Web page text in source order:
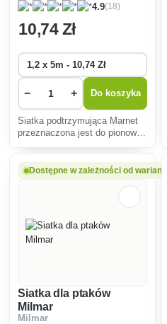
4.9(18)
10,74 Zł
− + Do koszyka
Siatka podtrzymująca Marnet
przeznaczona jest do pionowej
roślin ogrodowych.
Dostępne w zależności od wariantu
Siatka dla ptaków
Milmar
Milmar